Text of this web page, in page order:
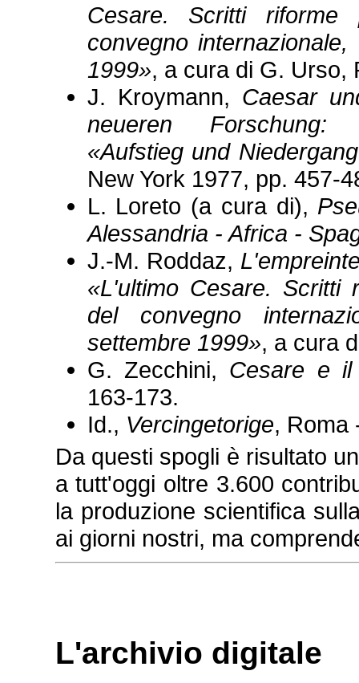
Cesare. Scritti
convegno
1999», a cura di G. Urso,
J. Kroymann, Caesar
neueren Forschung:
«Aufstieg und
New York 1977, pp. 457-
L. Loreto (a cura di),
Alessandria - Africa -
J.-M. Roddaz,
«L'ultimo Cesare. Scritti
del convegno
settembre 1999», a cura
G. Zecchini, Cesare e il
163-173.
Id., Vercingetorige, Roma
Da questi spogli è risultato
a tutt'oggi oltre 3.600
la produzione scientifica
ai giorni nostri, ma
L'archivio digitale